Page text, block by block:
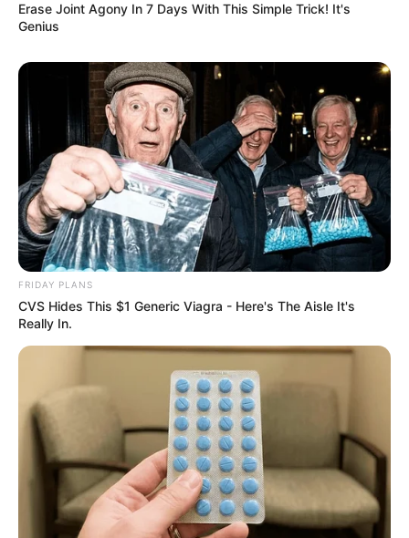
Erase Joint Agony In 7 Days With This Simple Trick! It's
Genius
FRIDAY PLANS
CVS Hides This $1 Generic Viagra - Here's The Aisle It's
Really In.